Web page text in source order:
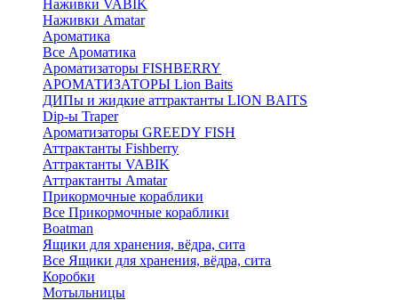
Наживки VABIK
Наживки Amatar
Ароматика
Все Ароматика
Ароматизаторы FISHBERRY
АРОМАТИЗАТОРЫ Lion Baits
ДИПы и жидкие аттрактанты LION BAITS
Dip-ы Traper
Ароматизаторы GREEDY FISH
Аттрактанты Fishberry
Аттрактанты VABIK
Аттрактанты Amatar
Прикормочные кораблики
Все Прикормочные кораблики
Boatman
Ящики для хранения, вёдра, сита
Все Ящики для хранения, вёдра, сита
Коробки
Мотыльницы